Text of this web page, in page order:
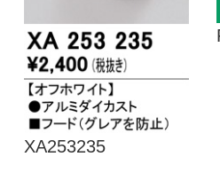
XA253235